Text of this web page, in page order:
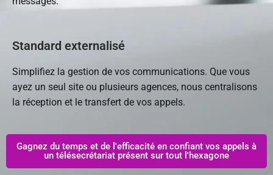
Standard externalisé
Simplifiez la gestion de vos communications. Que vous
ayez un seul site ou plusieurs agences, nous centralisons
la réception et le transfert de vos appels.
Gagnez du temps et de l'efficacité en confiant vos appels à
un télésecrétariat présent sur tout l'hexagone